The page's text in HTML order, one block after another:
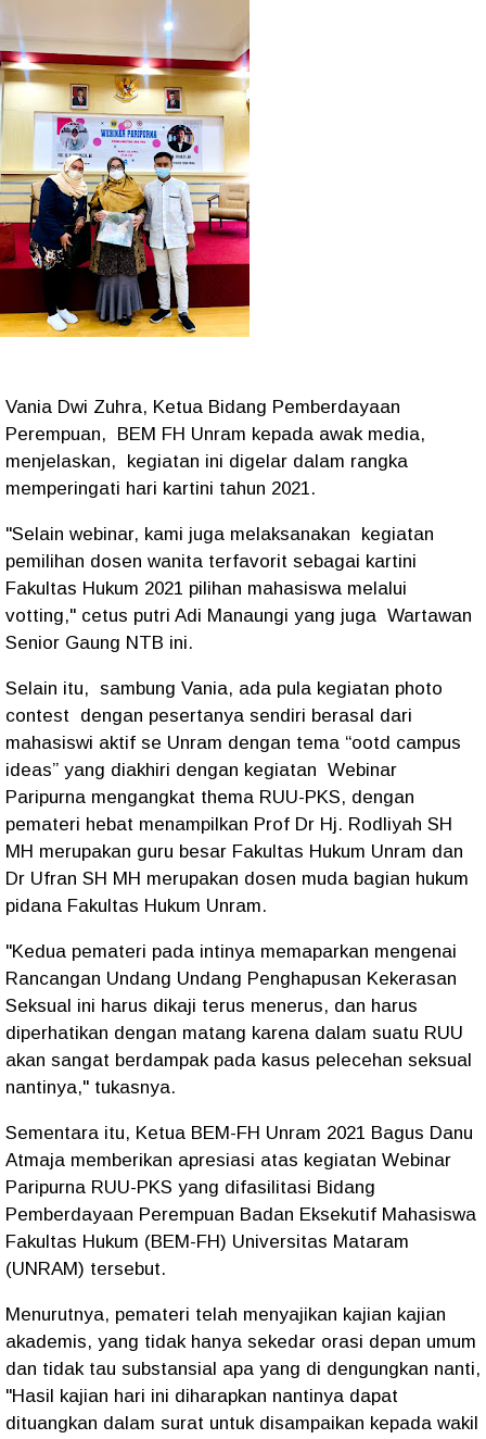
Vania Dwi Zuhra, Ketua Bidang Pemberdayaan
Perempuan, BEM FH Unram kepada awak media,
menjelaskan, kegiatan ini digelar dalam rangka
memperingati hari kartini tahun 2021.
"Selain webinar, kami juga melaksanakan kegiatan
pemilihan dosen wanita terfavorit sebagai kartini
Fakultas Hukum 2021 pilihan mahasiswa melalui
votting," cetus putri Adi Manaungi yang juga Wartawan
Senior Gaung NTB ini.
Selain itu, sambung Vania, ada pula kegiatan photo
contest dengan pesertanya sendiri berasal dari
mahasiswi aktif se Unram dengan tema “ootd campus
ideas” yang diakhiri dengan kegiatan Webinar
Paripurna mengangkat thema RUU-PKS, dengan
pemateri hebat menampilkan Prof Dr Hj. Rodliyah SH
MH merupakan guru besar Fakultas Hukum Unram dan
Dr Ufran SH MH merupakan dosen muda bagian hukum
pidana Fakultas Hukum Unram.
"Kedua pemateri pada intinya memaparkan mengenai
Rancangan Undang Undang Penghapusan Kekerasan
Seksual ini harus dikaji terus menerus, dan harus
diperhatikan dengan matang karena dalam suatu RUU
akan sangat berdampak pada kasus pelecehan seksual
nantinya," tukasnya.
Sementara itu, Ketua BEM-FH Unram 2021 Bagus Danu
Atmaja memberikan apresiasi atas kegiatan Webinar
Paripurna RUU-PKS yang difasilitasi Bidang
Pemberdayaan Perempuan Badan Eksekutif Mahasiswa
Fakultas Hukum (BEM-FH) Universitas Mataram
(UNRAM) tersebut.
Menurutnya, pemateri telah menyajikan kajian kajian
akademis, yang tidak hanya sekedar orasi depan umum
dan tidak tau substansial apa yang di dengungkan nanti,
"Hasil kajian hari ini diharapkan nantinya dapat
dituangkan dalam surat untuk disampaikan kepada wakil